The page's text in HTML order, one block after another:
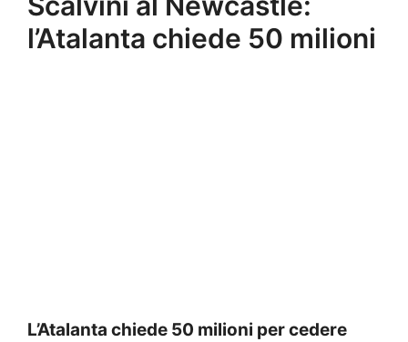
l’Atalanta chiede 50 milioni
L’Atalanta chiede 50 milioni per cedere